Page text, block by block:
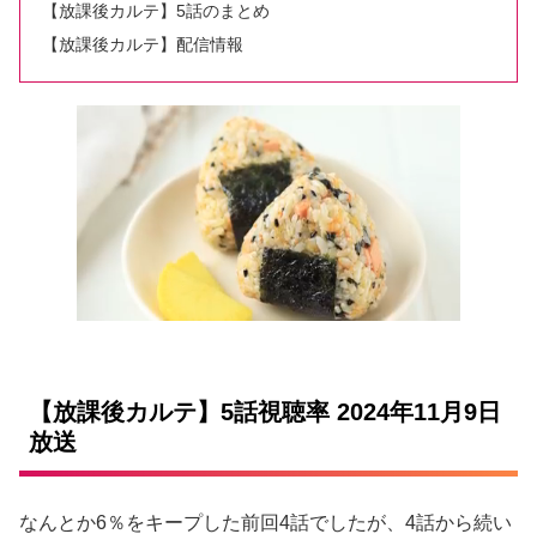
【放課後カルテ】5話のまとめ
【放課後カルテ】配信情報
【放課後カルテ】5話視聴率 2024年11月9日
放送
なんとか6％をキープした前回4話でしたが、4話から続い